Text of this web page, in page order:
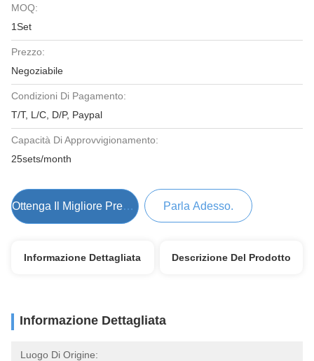
MOQ:
1Set
Prezzo:
Negoziabile
Condizioni Di Pagamento:
T/T, L/C, D/P, Paypal
Capacità Di Approvvigionamento:
25sets/month
Ottenga Il Migliore Prezzo Parla Adesso.
Informazione Dettagliata Descrizione Del Prodotto
Informazione Dettagliata
Luogo Di Origine: